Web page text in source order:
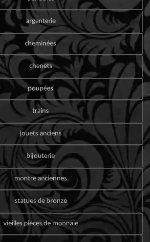
argenterie
cheminées
chenets
poupées
trains
jouets anciens
bijouterie
montre anciennes
statues de bronze
vieilles pièces de monnaie